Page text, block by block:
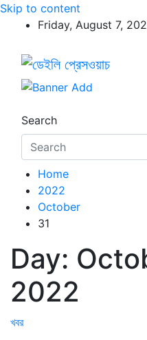
Skip to content
Friday, August 7,
ডেইলি প্রেসওয়াচ
ডেইলি প্রেসওয়াচ
Search
Home
2022
October
31
Day:
2022
খবর